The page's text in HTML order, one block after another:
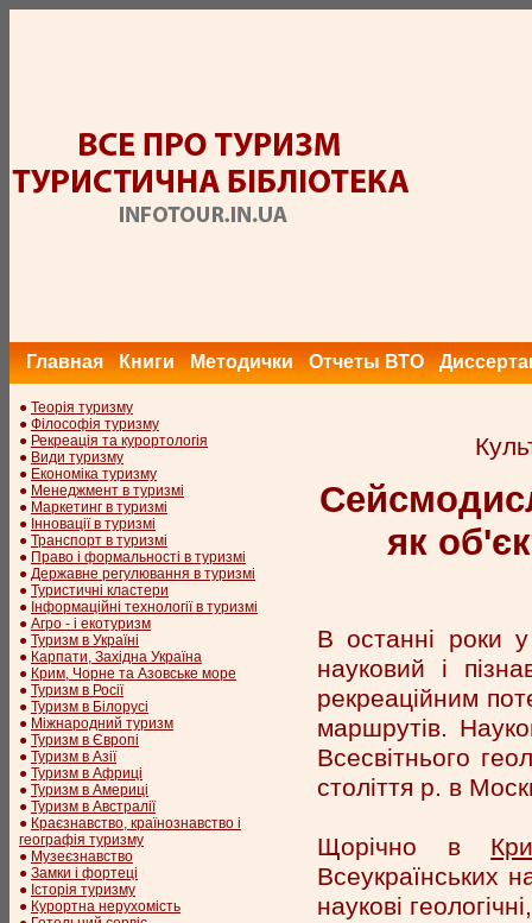
Главная Книги Методички Отчеты ВТО
● Теорія туризму
● Філософія туризму
● Рекреація та курортологія
● Види туризму
● Економіка туризму
● Менеджмент в туризмі
● Маркетинг в туризмі
● Інновації в туризмі
● Транспорт в туризмі
● Право і формальності в туризмі
● Державне регулювання в туризмі
● Туристичні кластери
● Інформаційні технології в туризмі
● Агро - і екотуризм
● Туризм в Україні
● Карпати, Західна Україна
● Крим, Чорне та Азовське море
● Туризм в Росії
● Туризм в Білорусі
● Міжнародний туризм
● Туризм в Європі
● Туризм в Азії
● Туризм в Африці
● Туризм в Америці
● Туризм в Австралії
● Краєзнавство, країнознавство і
географія туризму
● Музеєзнавство
● Замки і фортеці
● Історія туризму
● Курортна нерухомість
як
В останні роки
науковий і
рекреаційним
маршрутів.
Всесвітнього
століття р. в
Щорічно в
Всеукраїнських
наукові